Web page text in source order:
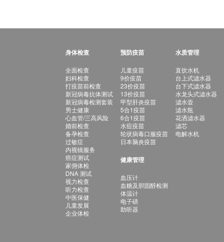
身体检查
全面检查
妇科检查
打疫苗前检查
新冠病毒抗体测试
新冠病毒检测套装
男士健康
心血管/三高风险
婚前检查
备孕检查
过敏症
内视镜服务
癌症测试
家佣体检
DNA 测试
视力检查
听力检查
中医保健
儿童发展
企业体检
预防疫苗
儿童疫苗
9价疫苗
23价疫苗
13价疫苗
甲型肝炎疫苗
5合1疫苗
6合1疫苗
水痘疫苗
轮状病毒口服疫苗
日本脑炎疫苗
健康管理
血压计
血糖及胆固醇检测
体温计
电子磅
助听器
水质管理
直饮水机
台上式滤水器
台下式滤水器
水龙头式滤水器
滤水壶
滤水瓶
花洒滤水器
滤芯
电解水机